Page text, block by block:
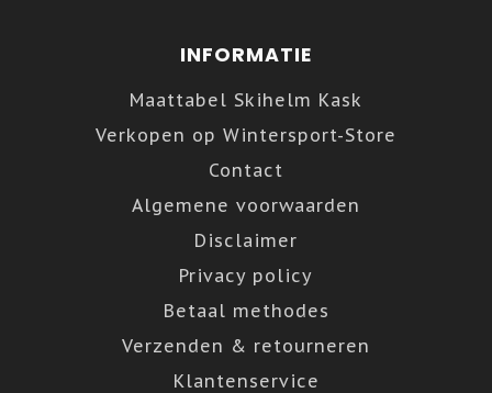
INFORMATIE
Maattabel Skihelm Kask
Verkopen op Wintersport-Store
Contact
Algemene voorwaarden
Disclaimer
Privacy policy
Betaal methodes
Verzenden & retourneren
Klantenservice